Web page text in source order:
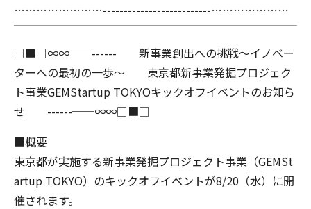
……………………--------------------------…………………
□■□∞∞──------ 新事業創出への挑戦～イノベー
ターへの最初の一歩～ 東京都新事業発掘プロジェク
ト事業GEMStartup TOKYOキックオフイベントのお知ら
せ ------──∞∞□■□
■概要
東京都が実施する新事業発掘プロジェクト事業（GEMSt
artup TOKYO）のキックオフイベントが8/20（水）に開
催されます。